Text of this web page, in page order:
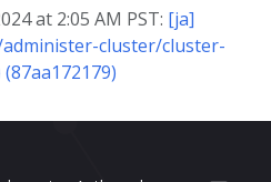
at 2:05 AM PST: [ja]
cluster/cluster-